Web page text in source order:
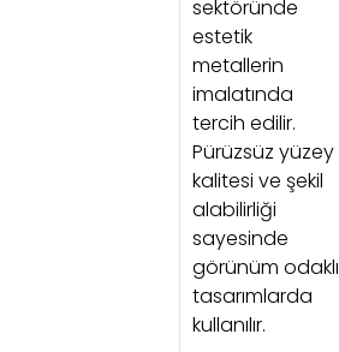
sektöründe
estetik
metallerin
imalatında
tercih edilir.
Pürüzsüz yüzey
kalitesi ve şekil
alabilirliği
sayesinde
görünüm odaklı
tasarımlarda
kullanılır.